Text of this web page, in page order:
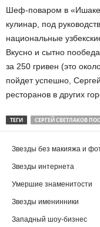
Шеф-поваром в
кулинар, под
национальные
Вкусно и сытно
за 250 гривен (это
пойдет успешно,
ресторанов в других
ТЕГИ СЕРГЕЙ СВЕТЛАКОВ
Звезды без макияжа и
Звезды интернета
Умершие знаменитости
Звезды именинники
Западный шоу-бизнес